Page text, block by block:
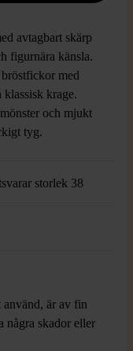
avtagbart skärp
figurnära känsla.
med
krage.
och mjukt
tyg.
storlek 38
använd, är av fin
några skador eller